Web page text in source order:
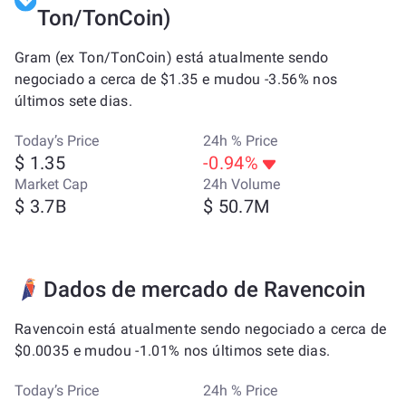
Ton/TonCoin)
Gram (ex Ton/TonCoin) está atualmente sendo
negociado a cerca de $1.35 e mudou -3.56% nos
últimos sete dias.
Today’s Price
$ 1.35
24h % Price
-0.94%
Market Cap
$ 3.7B
24h Volume
$ 50.7M
Dados de mercado de Ravencoin
Ravencoin está atualmente sendo negociado a cerca de
$0.0035 e mudou -1.01% nos últimos sete dias.
Today’s Price 24h % Price